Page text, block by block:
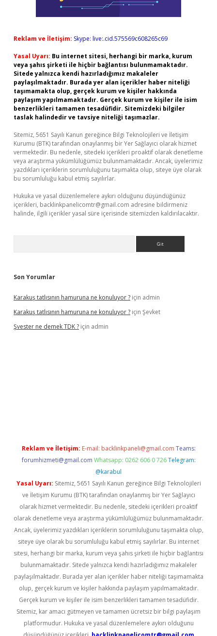
Reklam ve İletişim: Skype: live:.cid.575569c608265c69
Yasal Uyarı: Bu internet sitesi, herhangi bir marka, kurum
veya şahıs şirketi ile hiçbir bağlantısı bulunmamaktadır.
Sitede yalnızca kendi hazırladığımız makaleler
paylaşılmaktadır. Burada yer alan içerikler haber niteliği
taşımamakta olup, gerçek kurum ve kişiler hakkında
paylaşım yapılmamaktadır. Gerçek kurum ve kişiler ile isim
benzerlikleri tamamen tesadüfidir. Sitemizdeki bilgiler
taslak halindedir ve tavsiye niteliği taşımazlar.
Sitemiz, 5651 Sayılı Kanun gereğince Bilgi Teknolojileri ve İletişim
Kurumu (BTK) tarafından onaylanmış bir Yer Sağlayıcı olarak hizmet
vermektedir. Bu nedenle, sitedeki içerikleri proaktif olarak denetleme
veya araştırma yükümlülüğümüz bulunmamaktadır. Ancak, üyelerimiz
yazdıkları içeriklerin sorumluluğunu taşımakta olup, siteye üye olarak
bu sorumluluğu kabul etmiş sayılırlar.
Hukuka ve yasal düzenlemelere aykırı olduğunu düşündüğünüz
içerikleri, backlinkpanelicomtr@gmail.com adresine bildirmeniz
halinde, ilgili içerikler yasal süre içerisinde sitemizden kaldırılacaktır.
Son Yorumlar
Karakuş tatlısının hamuruna ne konuluyor ? için admin
Karakuş tatlısının hamuruna ne konuluyor ? için Şevket
Şvester ne demek TDK ? için admin
Reklam ve İletişim: E-mail: backlinkpaneli@gmail.com Teams:
forumhizmeti@gmail.com Whatsapp: 0262 606 0 726 Telegram:
@karabul
Yasal Uyarı: Sitemiz, 5651 Sayılı Kanun gereğince Bilgi Teknolojileri
ve İletişim Kurumu (BTK) tarafından onaylanmış bir Yer Sağlayıcı
olarak hizmet vermektedir. Bu nedenle, sitedeki içerikleri proaktif
olarak denetleme veya araştırma yükümlülüğümüz bulunmamaktadır.
Ancak, üyelerimiz yazdıkları içeriklerin sorumluluğunu taşımakta olup,
siteye üye olarak bu sorumluluğu kabul etmiş sayılırlar. Bu internet
sitesi, herhangi bir marka, kurum veya şahıs şirketi ile hiçbir bağlantısı
bulunmamaktadır. Sitede yalnızca kendi hazırladığımız makaleler
paylaşılmaktadır. Burada yer alan içerikler haber niteliği taşımamakta
olup, gerçek kurum ve kişiler hakkında paylaşım yapılmamaktadır.
Gerçek kurum ve kişiler ile isim benzerlikleri tamamen tesadüfidir.
Sitemiz, kar amacı gütmeyen ve tamamen ücretsiz bir bilgi paylaşım
platformudur. Hukuka ve yasal düzenlemelere aykırı olduğunu